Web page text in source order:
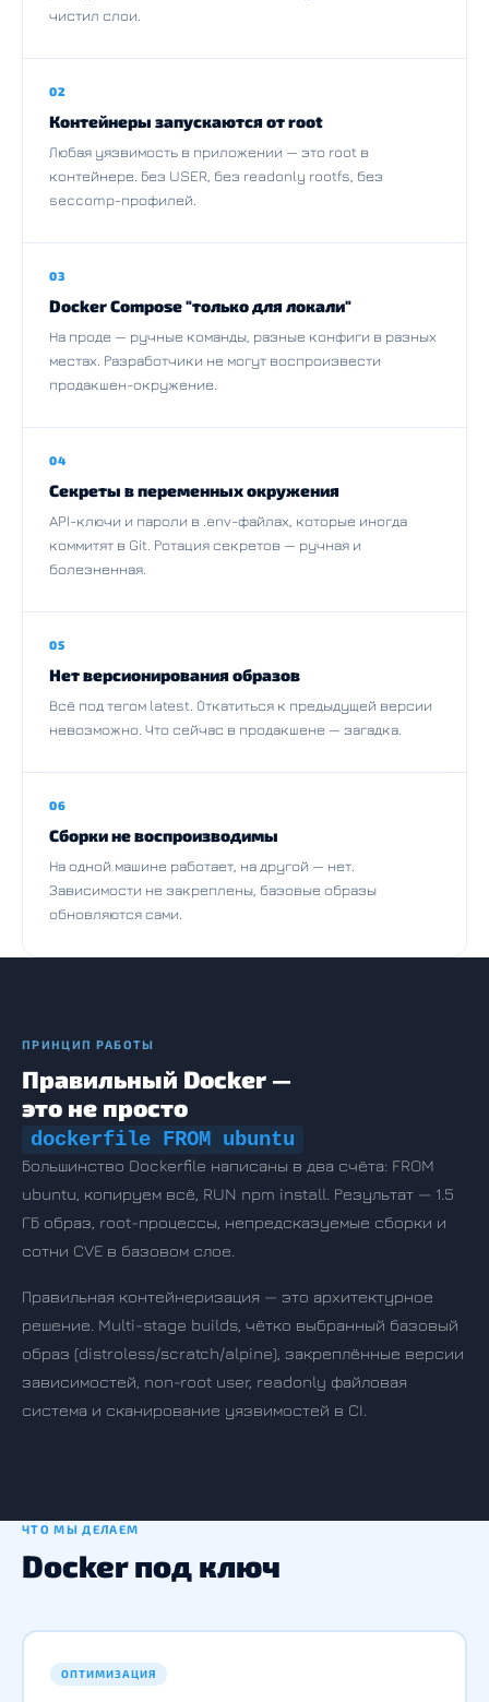
чистил слои.
02
Контейнеры запускаются от root
Любая уязвимость в приложении — это root в
контейнере. Без USER, без readonly rootfs, без
seccomp-профилей.
03
Docker Compose "только для локали"
На проде — ручные команды, разные конфиги в разных
местах. Разработчики не могут воспроизвести
продакшен-окружение.
04
Секреты в переменных окружения
API-ключи и пароли в .env-файлах, которые иногда
коммитят в Git. Ротация секретов — ручная и
болезненная.
05
Нет версионирования образов
Всё под тегом latest. Откатиться к предыдущей версии
невозможно. Что сейчас в продакшене — загадка.
06
Сборки не воспроизводимы
На одной машине работает, на другой — нет.
Зависимости не закреплены, базовые образы
обновляются сами.
ПРИНЦИП РАБОТЫ
Правильный Docker —
это не просто
dockerfile FROM ubuntu
Большинство Dockerfile написаны в два счёта: FROM
ubuntu, копируем всё, RUN npm install. Результат — 1.5
ГБ образ, root-процессы, непредсказуемые сборки и
сотни CVE в базовом слое.
Правильная контейнеризация — это архитектурное
решение. Multi-stage builds, чётко выбранный базовый
образ (distroless/scratch/alpine), закреплённые версии
зависимостей, non-root user, readonly файловая
система и сканирование уязвимостей в CI.
ЧТО МЫ ДЕЛАЕМ
Docker под ключ
ОПТИМИЗАЦИЯ